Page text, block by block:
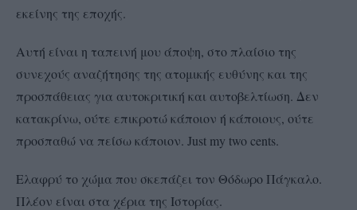
εκείνης της εποχής.
Αυτή είναι η ταπεινή μου άποψη, στο πλαίσιο της
συνεχούς αναζήτησης της ατομικής ευθύνης και της
προσπάθειας για αυτοκριτική και αυτοβελτίωση. Δεν
κατακρίνω, ούτε επικροτώ κάποιον ή κάποιους, ούτε
προσπαθώ να πείσω κάποιον. Just my two cents.
Ελαφρύ το χώμα που σκεπάζει τον Θόδωρο Πάγκαλο.
Πλέον είναι στα χέρια της Ιστορίας.